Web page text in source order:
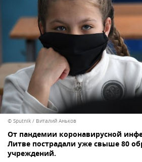
© Sputnik / Виталий Аньков
От пандемии коронавирусной
Литве пострадали уже свыше 80
учреждений.